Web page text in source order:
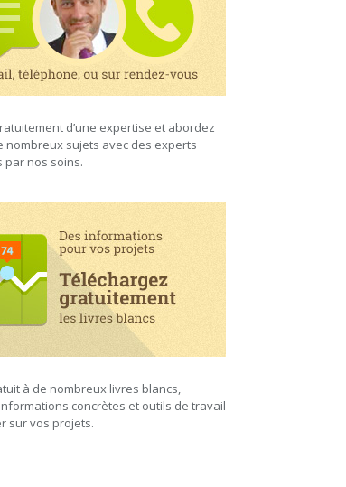
d’une expertise et abordez
nombreux sujets avec des experts
par nos soins.
à de nombreux livres blancs,
concrètes et outils de travail
sur vos projets.